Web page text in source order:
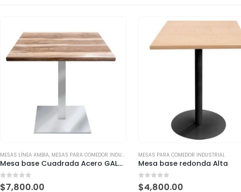
MESAS LÍNEA AMBIA, MESAS PARA COMEDOR INDUSTRIAL
Mesa base Cuadrada Acero GALVANIZADO
0 out of 5
$7,800.00
MESAS PARA COMEDOR INDUSTRIAL
Mesa base redonda Alta
0 out of 5
$4,800.00